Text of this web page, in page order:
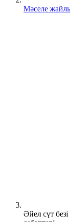
Мәселе
Әйел сүт